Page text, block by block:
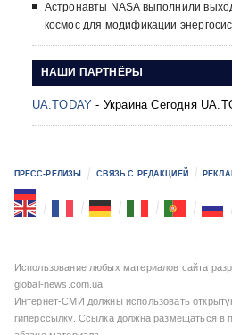
Астронавты NASA выполнили
космос для модификации
НАШИ ПАРТНЁРЫ
UA.TODAY - Украина Сегодня
ПРЕСС-РЕЛИЗЫ СВЯЗЬ С РЕДАКЦИЕЙ
Использование любых материалов сайта
global-news.com.ua
Интернет-СМИ должны использовать
гиперссылку. Ссылка должна размещаться в